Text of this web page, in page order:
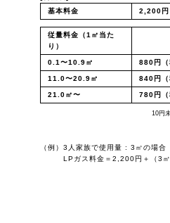
基本料金
2,200円
従量料金（1㎥当た
り）
0.1〜10.9㎥ 880円（
11.0〜20.9㎥ 840円（
21.0㎥〜 780円（
10円
3人家族で使用量 : 3㎥の場合
LPガス料金＝2,200円＋（3